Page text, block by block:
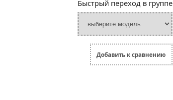
Быстрый переход в группе
Добавить к сравнению